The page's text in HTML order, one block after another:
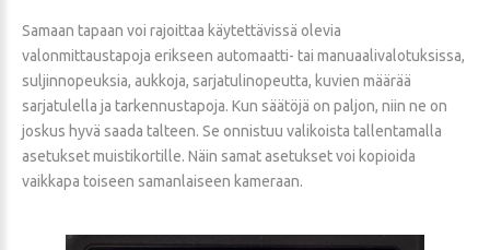
Samaan tapaan voi rajoittaa käytettävissä olevia
valonmittaustapoja erikseen automaatti- tai manuaalivalotuksissa,
suljinnopeuksia, aukkoja, sarjatulinopeutta, kuvien määrää
sarjatulella ja tarkennustapoja. Kun säätöjä on paljon, niin ne on
joskus hyvä saada talteen. Se onnistuu valikoista tallentamalla
asetukset muistikortille. Näin samat asetukset voi kopioida
vaikkapa toiseen samanlaiseen kameraan.